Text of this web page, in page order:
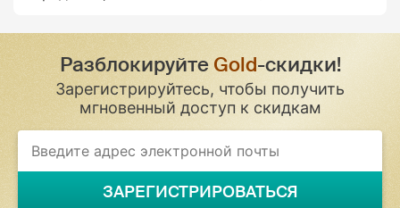
Разблокируйте Gold-скидки!
Зарегистрируйтесь, чтобы получить
мгновенный доступ к скидкам
If
you
ЗАРЕГИСТРИРОВАТЬСЯ